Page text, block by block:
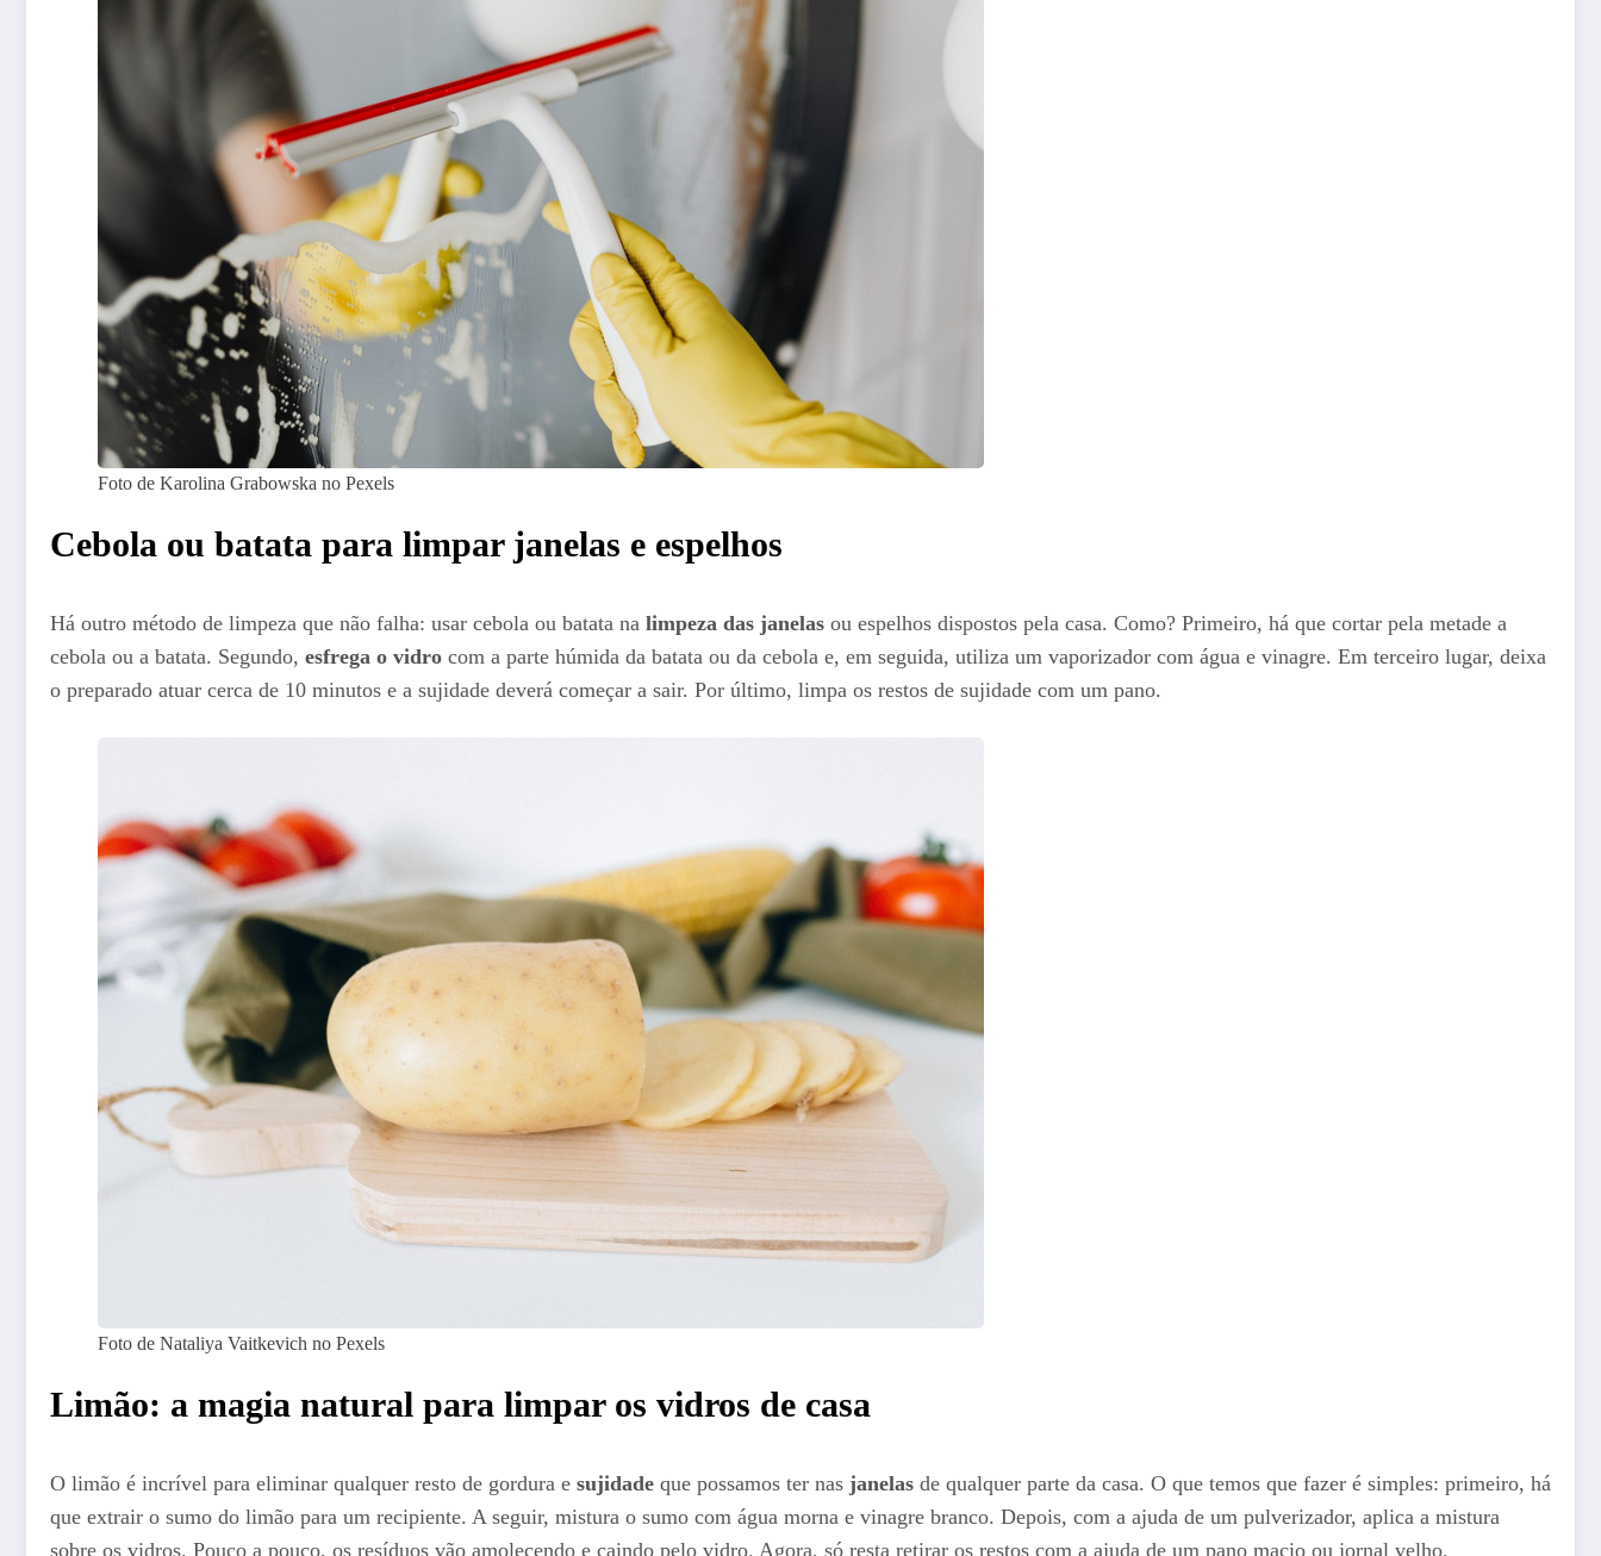
Foto de Karolina Grabowska no Pexels
Cebola ou batata para limpar janelas e espelhos
Há outro método de limpeza que não falha: usar cebola ou batata na limpeza das janelas ou espelhos dispostos pela casa. Como? Primeiro, há que cortar pela metade a
cebola ou a batata. Segundo, esfrega o vidro com a parte húmida da batata ou da cebola e, em seguida, utiliza um vaporizador com água e vinagre. Em terceiro lugar, deixa
o preparado atuar cerca de 10 minutos e a sujidade deverá começar a sair. Por último, limpa os restos de sujidade com um pano.
Foto de Nataliya Vaitkevich no Pexels
Limão: a magia natural para limpar os vidros de casa
O limão é incrível para eliminar qualquer resto de gordura e sujidade que possamos ter nas janelas de qualquer parte da casa. O que temos que fazer é simples: primeiro, há
que extrair o sumo do limão para um recipiente. A seguir, mistura o sumo com água morna e vinagre branco. Depois, com a ajuda de um pulverizador, aplica a mistura
sobre os vidros. Pouco a pouco, os resíduos vão amolecendo e caindo pelo vidro. Agora, só resta retirar os restos com a ajuda de um pano macio ou jornal velho.